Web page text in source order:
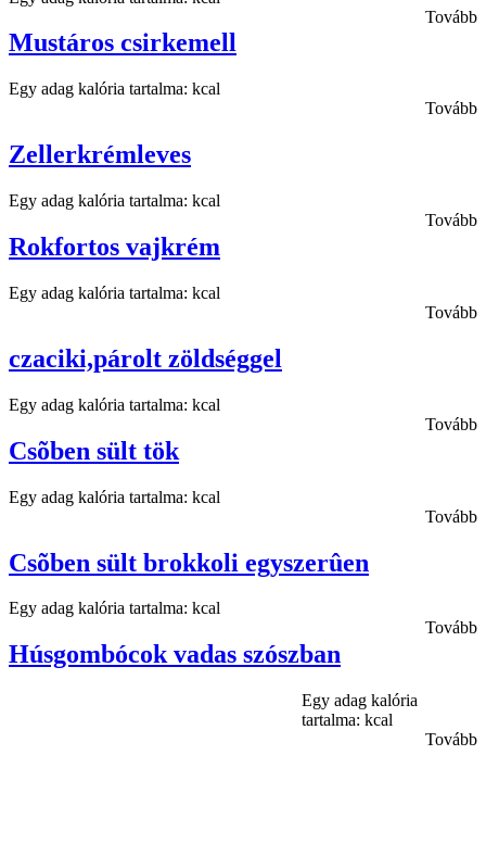
Tovább
Mustáros csirkemell
Egy adag kalória tartalma: kcal
Tovább
Zellerkrémleves
Egy adag kalória tartalma: kcal
Tovább
Rokfortos vajkrém
Egy adag kalória tartalma: kcal
Tovább
czaciki,párolt zöldséggel
Egy adag kalória tartalma: kcal
Tovább
Csõben sült tök
Egy adag kalória tartalma: kcal
Tovább
Csõben sült brokkoli egyszerûen
Egy adag kalória tartalma: kcal
Tovább
Húsgombócok vadas szószban
Egy adag kalória
tartalma: kcal
Tovább